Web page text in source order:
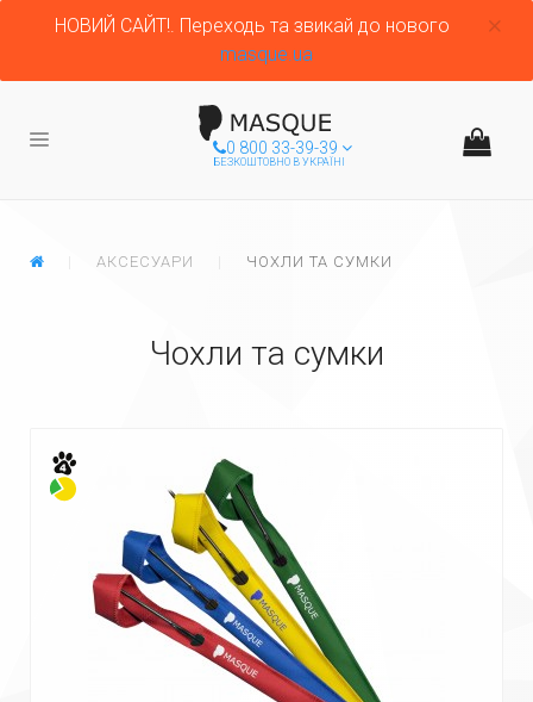
НОВИЙ САЙТ!. Переходь та звикай до нового
masque.ua
0 800 33-39-39
БЕЗКОШТОВНО В УКРАЇНІ
ГЛАВНАЯАКСЕСУАРИ ЧОХЛИ ТА СУМКИ
Чохли та сумки